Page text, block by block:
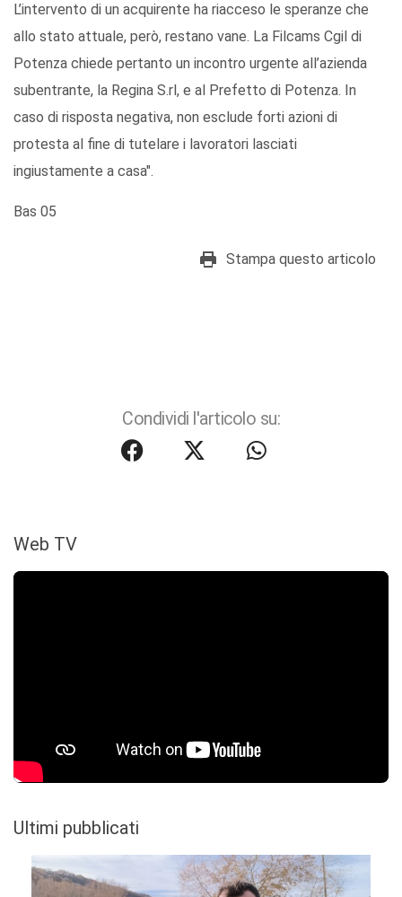
L’intervento di un acquirente ha riacceso le speranze che
allo stato attuale, però, restano vane. La Filcams Cgil di
Potenza chiede pertanto un incontro urgente all’azienda
subentrante, la Regina S.rl, e al Prefetto di Potenza. In
caso di risposta negativa, non esclude forti azioni di
protesta al fine di tutelare i lavoratori lasciati
ingiustamente a casa".
Bas 05
Stampa questo articolo
Condividi l'articolo su:
Web TV
Ultimi pubblicati